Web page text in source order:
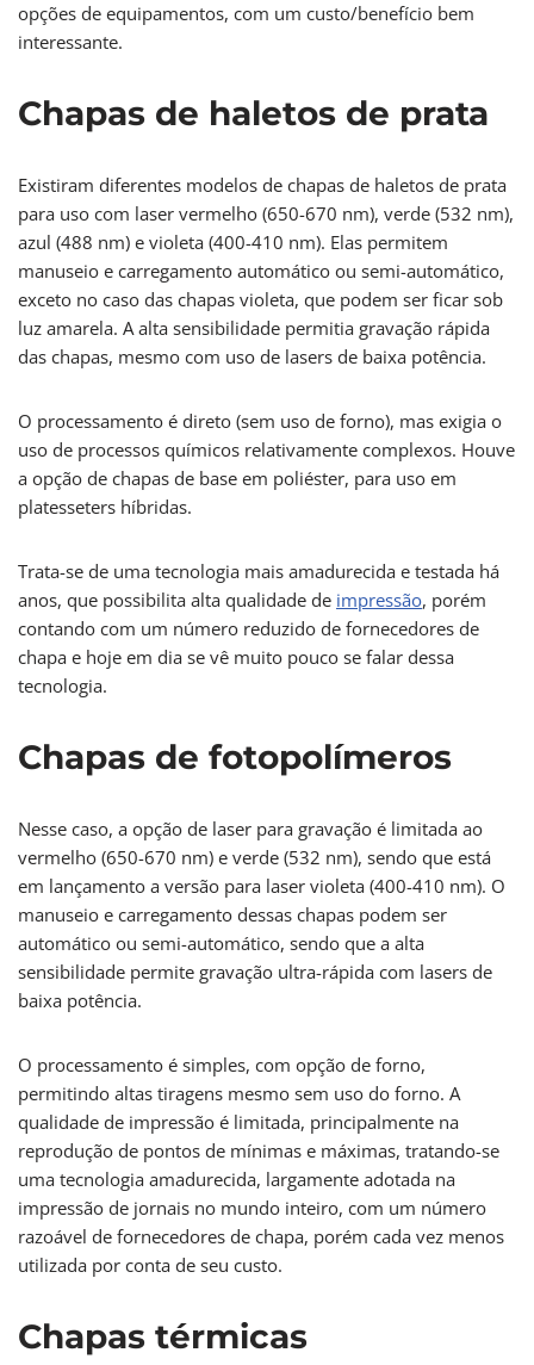
opções de equipamentos, com um custo/benefício bem
interessante.
Chapas de haletos de prata
Existiram diferentes modelos de chapas de haletos de prata
para uso com laser vermelho (650-670 nm), verde (532 nm),
azul (488 nm) e violeta (400-410 nm). Elas permitem
manuseio e carregamento automático ou semi-automático,
exceto no caso das chapas violeta, que podem ser ficar sob
luz amarela. A alta sensibilidade permitia gravação rápida
das chapas, mesmo com uso de lasers de baixa potência.
O processamento é direto (sem uso de forno), mas exigia o
uso de processos químicos relativamente complexos. Houve
a opção de chapas de base em poliéster, para uso em
platesseters híbridas.
Trata-se de uma tecnologia mais amadurecida e testada há
anos, que possibilita alta qualidade de impressão, porém
contando com um número reduzido de fornecedores de
chapa e hoje em dia se vê muito pouco se falar dessa
tecnologia.
Chapas de fotopolímeros
Nesse caso, a opção de laser para gravação é limitada ao
vermelho (650-670 nm) e verde (532 nm), sendo que está
em lançamento a versão para laser violeta (400-410 nm). O
manuseio e carregamento dessas chapas podem ser
automático ou semi-automático, sendo que a alta
sensibilidade permite gravação ultra-rápida com lasers de
baixa potência.
O processamento é simples, com opção de forno,
permitindo altas tiragens mesmo sem uso do forno. A
qualidade de impressão é limitada, principalmente na
reprodução de pontos de mínimas e máximas, tratando-se
uma tecnologia amadurecida, largamente adotada na
impressão de jornais no mundo inteiro, com um número
razoável de fornecedores de chapa, porém cada vez menos
utilizada por conta de seu custo.
Chapas térmicas